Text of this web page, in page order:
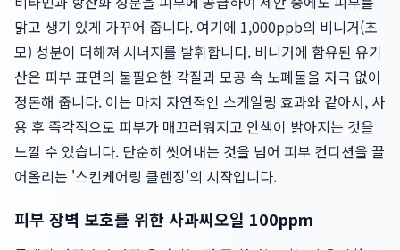
맑고 생기 있게 가꾸어 줍니다. 여기에 1,000ppb의 비니거(초
모) 성분이 더해져 시너지를 발휘합니다. 비니거에 함유된 유기
산은 피부 표면의 불필요한 각질과 모공 속 노폐물을 자극 없이
정돈해 줍니다. 이는 마치 자연적인 스케일링 효과와 같아서, 사
용 후 즉각적으로 피부가 매끄러워지고 안색이 밝아지는 것을
느낄 수 있습니다. 단순히 씻어내는 것을 넘어 피부 컨디션을 끌
어올리는 '스킨케어링 클렌징'의 시작입니다.
피부 장벽 보호를 위한 사과씨오일 100ppm